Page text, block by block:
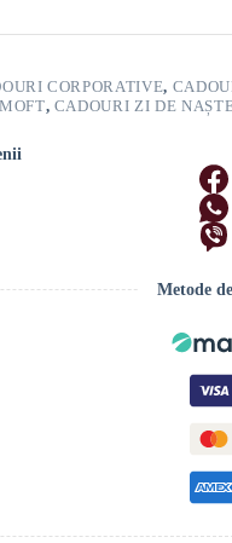
CORPORATIVE,
, CADOURI ZI DE
Metode